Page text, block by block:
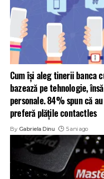
Cum își aleg tinerii banca
bazează pe tehnologie,
personale. 84% spun că
preferă plățile contactles
By Gabriela Dinu 5 ani ago